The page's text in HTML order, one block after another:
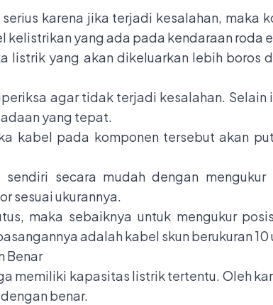
karena jika terjadi kesalahan, maka
kelistrikan yang ada pada kendaraan roda
listrik yang akan dikeluarkan lebih boros
agar tidak terjadi kesalahan.
yang tepat.
kabel pada komponen tersebut akan
secara mudah dengan
sesuai ukurannya.
maka sebaiknya untuk mengukur
adalah kabel skun berukuran 10
Benar
memiliki kapasitas listrik tertentu. Oleh
benar.